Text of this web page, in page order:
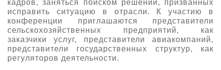
кадров, заняться поиском решений, призванных
исправить ситуацию в отрасли. К участию в
конференции приглашаются представители
сельскохозяйственных предприятий, как
заказчики услуг, представители авиакомпаний,
представители государственных структур, как
регуляторов деятельности.